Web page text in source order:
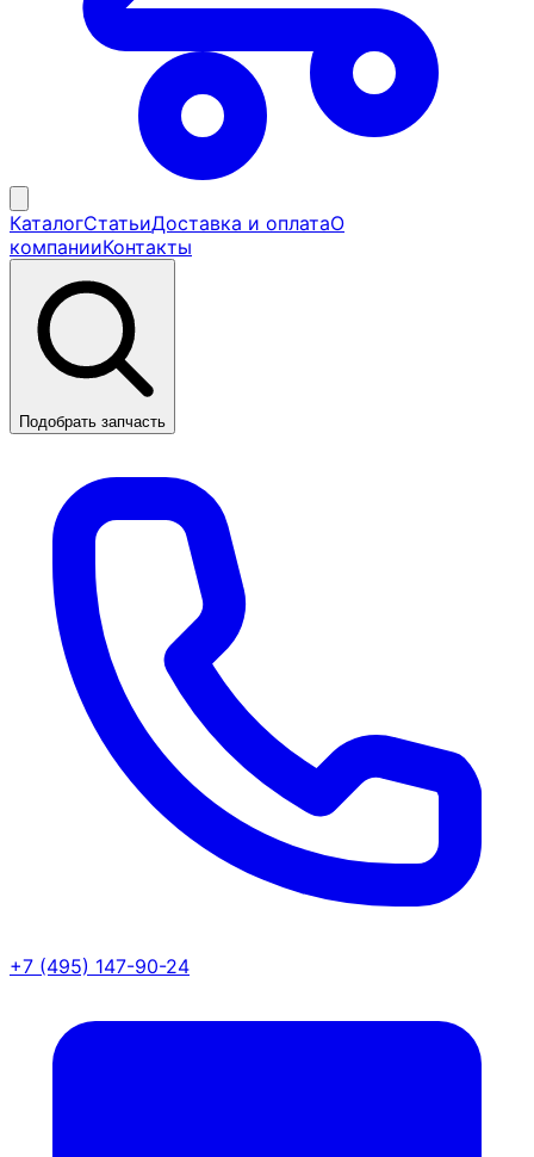
КаталогСтатьиДоставка и оплатаО
компанииКонтакты
Подобрать запчасть
+7 (495) 147-90-24